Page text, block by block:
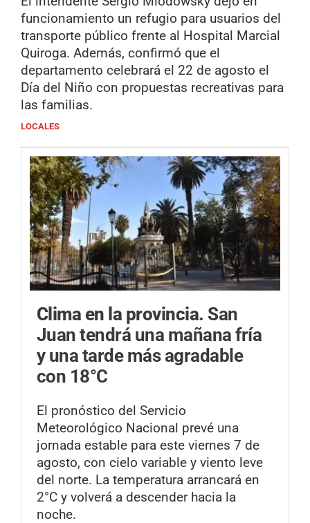
funcionamiento un refugio para usuarios del
transporte público frente al Hospital Marcial
Quiroga. Además, confirmó que el
departamento celebrará el 22 de agosto el
Día del Niño con propuestas recreativas para
las familias.
LOCALES
Clima en la provincia. San
Juan tendrá una mañana fría
y una tarde más agradable
con 18°C
El pronóstico del Servicio
Meteorológico Nacional prevé una
jornada estable para este viernes 7 de
agosto, con cielo variable y viento leve
del norte. La temperatura arrancará en
2°C y volverá a descender hacia la
noche.